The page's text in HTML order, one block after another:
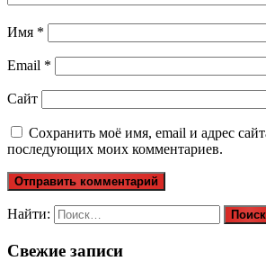
Имя *
Email *
Сайт
Сохранить моё имя, email и адрес
последующих моих комментариев.
Найти:
Свежие записи